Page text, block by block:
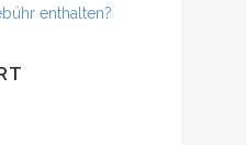
enthalten?